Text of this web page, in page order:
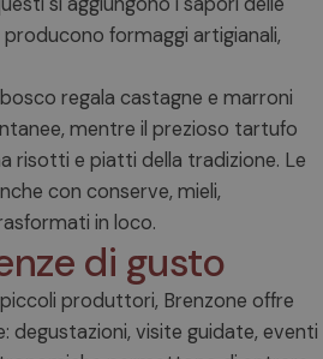
formaggi artigianali,
regala castagne e marroni
mentre il prezioso tartufo
risotti e piatti della tradizione. Le
con conserve, mieli,
in loco.
di gusto
produttori, Brenzone offre
degustazioni, visite guidate, eventi